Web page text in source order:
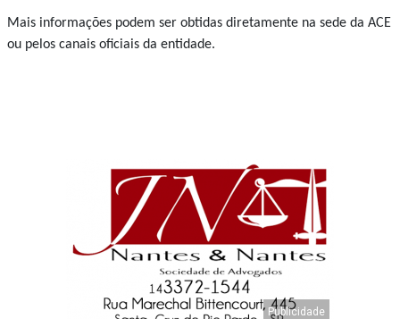
Mais informações podem ser obtidas diretamente na sede da ACE
ou pelos canais oficiais da entidade.